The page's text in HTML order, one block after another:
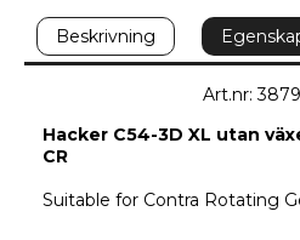
Beskrivning
Art.nr:
Hacker C54-3D XL utan
CR
Suitable for Contra Rotating